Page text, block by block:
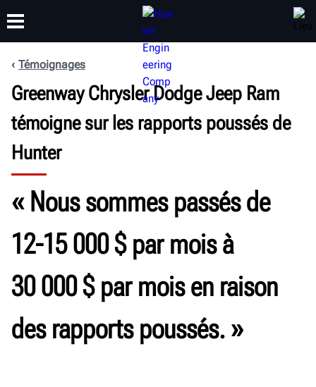
PRODUITS ASSISTANCE
FORMATION
À PROPOS
Témoignages
Greenway Chrysler Dodge Jeep Ram
témoigne sur les rapports poussés de
Hunter
« Nous sommes passés de
12-15 000 $ par mois à
30 000 $ par mois en raison
des rapports poussés. »